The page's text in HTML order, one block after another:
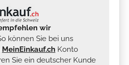
wir
können Sie bei uns
MeinEinkauf.ch Konto
Sie ein deutscher Kunde